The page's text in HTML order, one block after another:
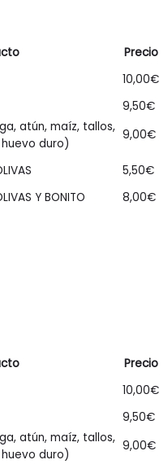
Precio
10,00€
9,50€
atún, maíz, tallos,
duro)
9,00€
5,50€
Y BONITO
8,00€
Precio
10,00€
9,50€
atún, maíz, tallos,
duro)
9,00€